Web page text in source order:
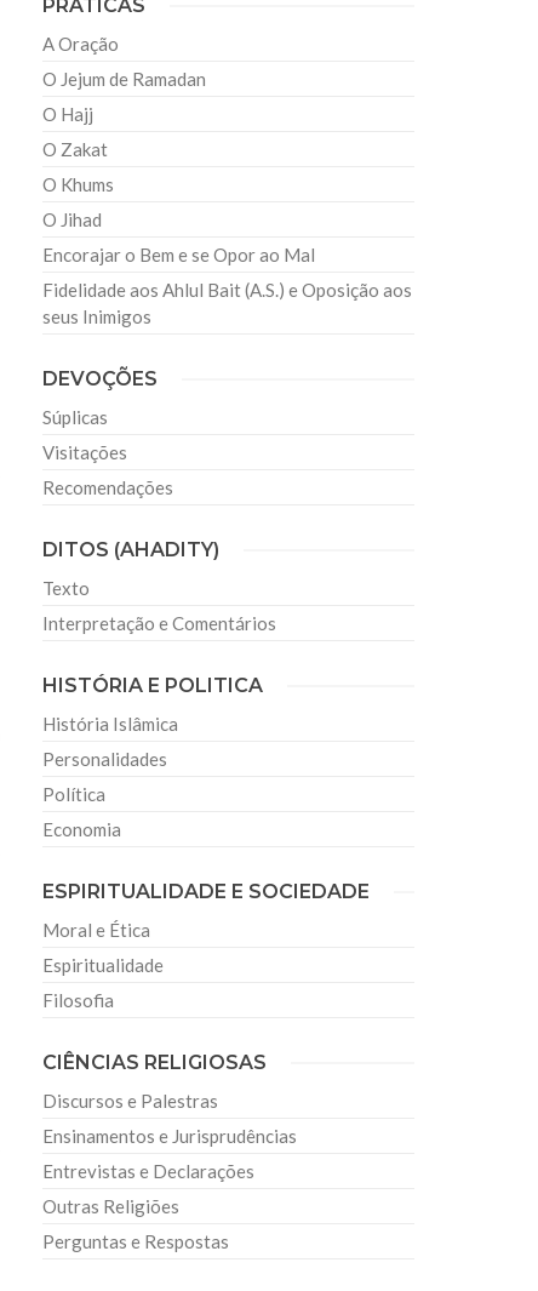
PRATICAS
A Oração
O Jejum de Ramadan
O Hajj
O Zakat
O Khums
O Jihad
Encorajar o Bem e se Opor ao Mal
Fidelidade aos Ahlul Bait (A.S.) e Oposição aos
seus Inimigos
DEVOÇÕES
Súplicas
Visitações
Recomendações
DITOS (AHADITY)
Texto
Interpretação e Comentários
HISTÓRIA E POLITICA
História Islâmica
Personalidades
Política
Economia
ESPIRITUALIDADE E SOCIEDADE
Moral e Ética
Espiritualidade
Filosofia
CIÊNCIAS RELIGIOSAS
Discursos e Palestras
Ensinamentos e Jurisprudências
Entrevistas e Declarações
Outras Religiões
Perguntas e Respostas